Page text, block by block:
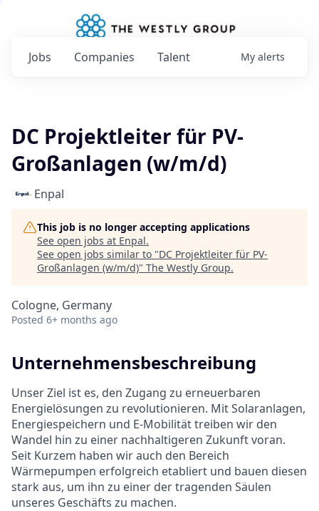
Jobs Companies Talent My alerts
DC Projektleiter für PV-
Großanlagen (w/m/d)
Enpal
This job is no longer accepting applications
See open jobs at Enpal.
See open jobs similar to "DC Projektleiter für PV-
Großanlagen (w/m/d)" The Westly Group.
Cologne, Germany
Posted 6+ months ago
Unternehmensbeschreibung
Unser Ziel ist es, den Zugang zu erneuerbaren
Energielösungen zu revolutionieren. Mit Solaranlagen,
Energiespeichern und E-Mobilität treiben wir den
Wandel hin zu einer nachhaltigeren Zukunft voran.
Seit Kurzem haben wir auch den Bereich
Wärmepumpen erfolgreich etabliert und bauen diesen
stark aus, um ihn zu einer der tragenden Säulen
unseres Geschäfts zu machen.